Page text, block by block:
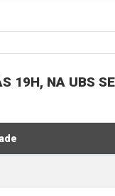
19H, NA UBS